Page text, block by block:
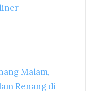
Malam,
Renang di